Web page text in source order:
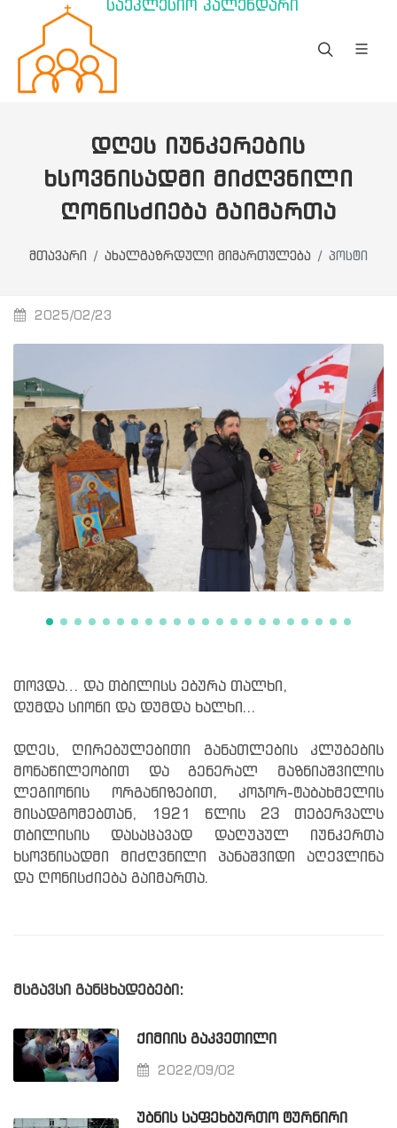
საეკლესიო კალენდარი
ᲓᲦᲔᲡ ᲘᲣᲜᲙᲔᲠᲔᲑᲘᲡ
ᲮᲡᲝᲕᲜᲘᲡᲐᲓᲛᲘ ᲛᲘᲫᲦᲕᲜᲘᲚᲘ
ᲦᲝᲜᲘᲡᲫᲘᲔᲑᲐ ᲒᲐᲘᲛᲐᲠᲗᲐ
მთავარი ახალგაზრდული მიმართულება პოსტი
2025/02/23
თოვდა… და თბილისს ებურა თალხი,
დუმდა სიონი და დუმდა ხალხი...
დღეს, ღირებულებითი განათლების კლუბების
მონაწილეობით და გენერალ მაზნიაშვილის
ლეგიონის ორგანიზებით, კოჯორ-ტაბახმელის
მისადგომებთან, 1921 წლის 23 თებერვალს
თბილისის დასაცავად დაღუპულ იუნკერთა
ხსოვნისადმი მიძღვნილი პანაშვიდი აღევლინა
და ღონისძიება გაიმართა.
მსგავსი განცხადებები:
ᲥᲘᲛᲘᲘᲡ ᲒᲐᲙᲕᲔᲗᲘᲚᲘ
2022/09/02
ᲣᲑᲜᲘᲡ ᲡᲐᲤᲔᲮᲑᲣᲠᲗᲝ ᲢᲣᲠᲜᲘᲠᲘ